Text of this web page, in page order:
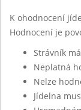
K ohodnocení
Hodnocení je
Strávník
Neplatná
Nelze
Jídelna